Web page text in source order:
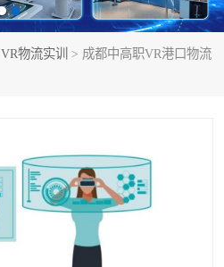
VR物流实训
> 成都中高职VR港口物流
思政
智能制造